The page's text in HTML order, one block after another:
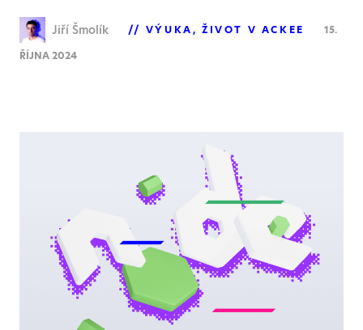
Jiří Šmolík VÝUKA ŽIVOT V ACKEE
15.
ŘÍJNA 2024